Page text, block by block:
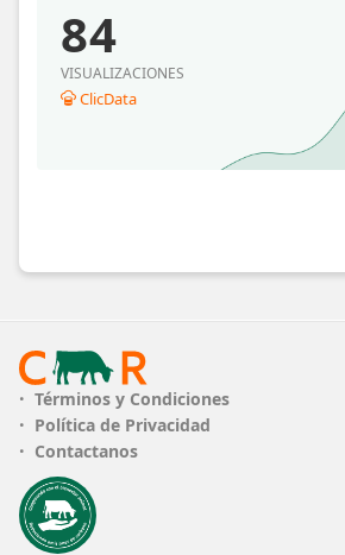
84
VISUALIZACIONES
ClicData
Términos y Condiciones
Política de Privacidad
Contactanos